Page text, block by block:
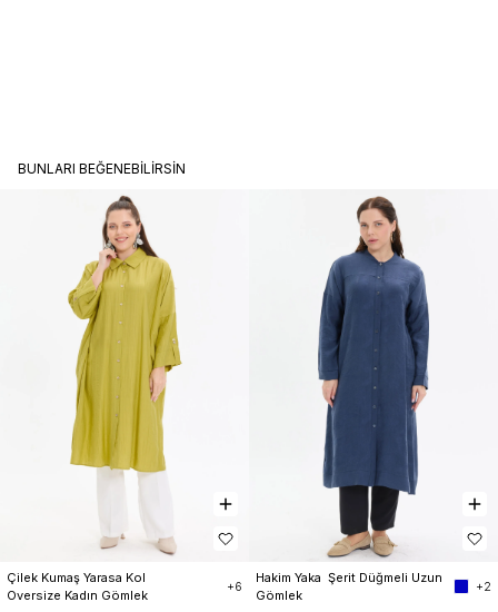
BUNLARI BEĞENEBILIRSIN
Çilek Kumaş Yarasa Kol
Oversize Kadın Gömlek
+6
Hakim Yaka  Şerit Düğmeli Uzun
Gömlek
+2